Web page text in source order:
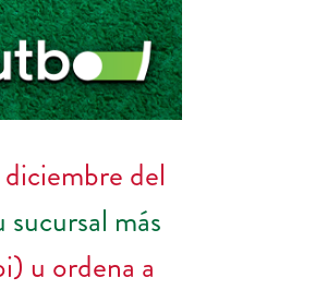
del
más
u ordena a